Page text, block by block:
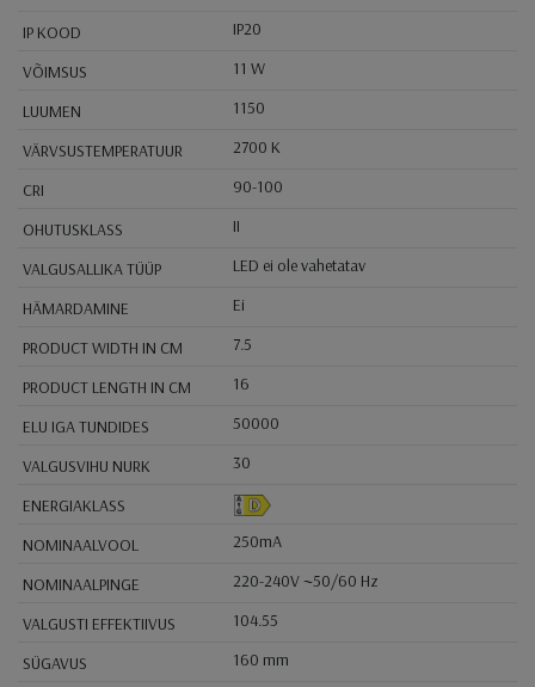
IP KOOD
IP20
VÕIMSUS
11 W
LUUMEN
1150
VÄRVSUSTEMPERATUUR
2700 K
CRI
90-100
OHUTUSKLASS
II
VALGUSALLIKA TÜÜP
LED ei ole vahetatav
HÄMARDAMINE
Ei
PRODUCT WIDTH IN CM
7.5
PRODUCT LENGTH IN CM
16
ELU IGA TUNDIDES
50000
VALGUSVIHU NURK
30
ENERGIAKLASS
NOMINAALVOOL
250mA
NOMINAALPINGE
220-240V ~50/60 Hz
VALGUSTI EFFEKTIIVUS
104.55
SÜGAVUS
160 mm